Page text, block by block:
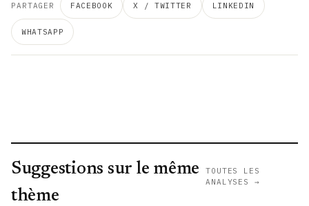
PARTAGER FACEBOOK X / TWITTER LINKEDIN
WHATSAPP
Suggestions sur le même
thème
TOUTES LES
ANALYSES →